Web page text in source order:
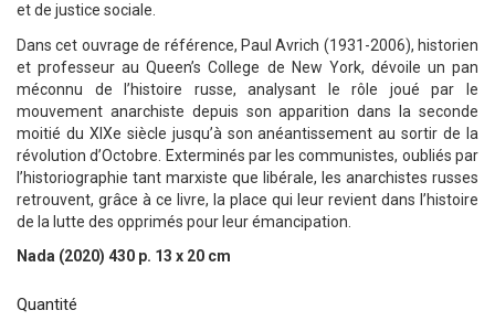
et de justice sociale.
Dans cet ouvrage de référence, Paul Avrich (1931-2006), historien
et professeur au Queen’s College de New York, dévoile un pan
méconnu de l’histoire russe, analysant le rôle joué par le
mouvement anarchiste depuis son apparition dans la seconde
moitié du XIXe siècle jusqu’à son anéantissement au sortir de la
révolution d’Octobre. Exterminés par les communistes, oubliés par
l’historiographie tant marxiste que libérale, les anarchistes russes
retrouvent, grâce à ce livre, la place qui leur revient dans l’histoire
de la lutte des opprimés pour leur émancipation.
Nada (2020) 430 p. 13 x 20 cm
Quantité